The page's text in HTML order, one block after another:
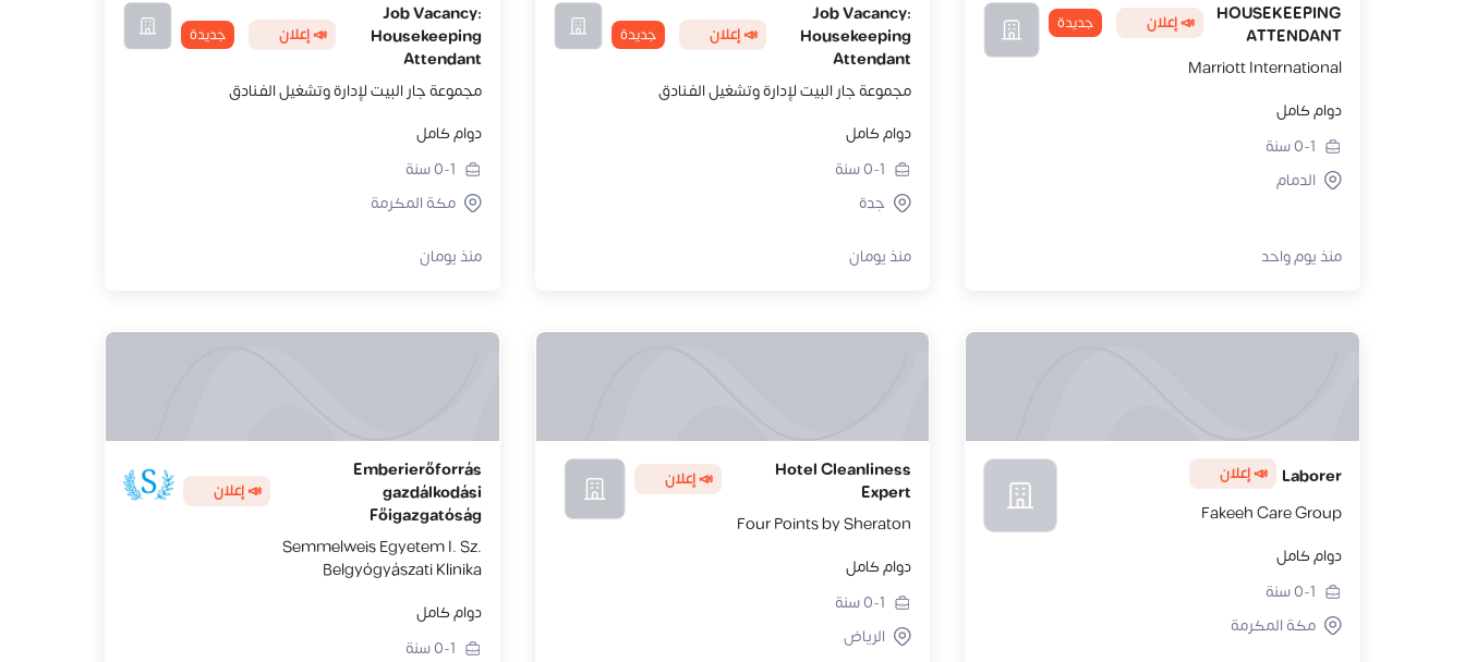
HOUSEKEEPING
ATTENDANT
📣 إعلان جديدة
Marriott International
دوام كامل
0-1سنة
الدمام
منذ يوم واحد
Job Vacancy:
Housekeeping
Attendant
📣 إعلان جديدة
مجموعة جار البيت لإدارة وتشغيل الفـنادق
دوام كامل
0-1سنة
جدة
منذ يومان
Job Vacancy:
Housekeeping
Attendant
📣 إعلان جديدة
مجموعة جار البيت لإدارة وتشغيل الفـنادق
دوام كامل
0-1سنة
مكة المكرمة
منذ يومان
Laborer 📣 إعلان
Fakeeh Care Group
دوام كامل
0-1سنة
مكة المكرمة
Hotel Cleanliness
Expert
📣 إعلان
Four Points by Sheraton
دوام كامل
0-1سنة
الرياض
Emberierőforrás
gazdálkodási
Főigazgatóság
📣 إعلان
Semmelweis Egyetem I. Sz.
Belgyógyászati Klinika
دوام كامل
0-1سنة